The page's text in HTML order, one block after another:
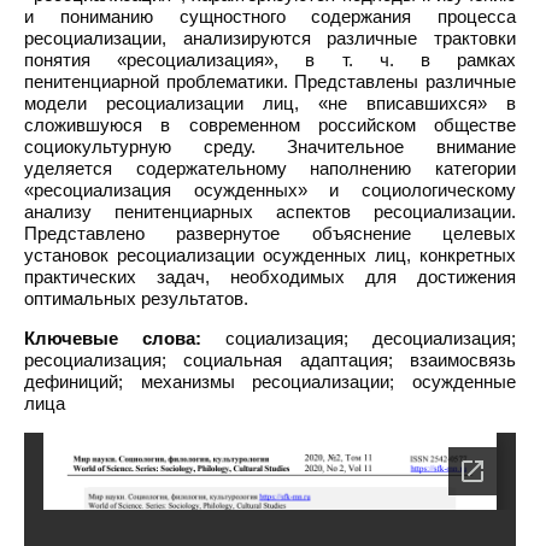
и пониманию сущностного содержания процесса
ресоциализации, анализируются различные трактовки
понятия «ресоциализация», в т. ч. в рамках
пенитенциарной проблематики. Представлены различные
модели ресоциализации лиц, «не вписавшихся» в
сложившуюся в современном российском обществе
социокультурную среду. Значительное внимание
уделяется содержательному наполнению категории
«ресоциализация осужденных» и социологическому
анализу пенитенциарных аспектов ресоциализации.
Представлено развернутое объяснение целевых
установок ресоциализации осужденных лиц, конкретных
практических задач, необходимых для достижения
оптимальных результатов.
Ключевые слова: социализация; десоциализация;
ресоциализация; социальная адаптация; взаимосвязь
дефиниций; механизмы ресоциализации; осужденные
лица